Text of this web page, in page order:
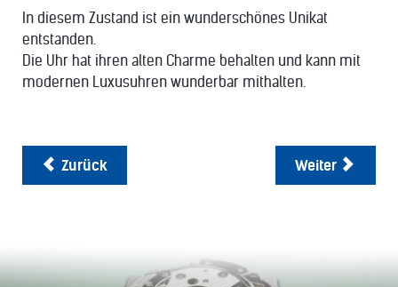
In diesem Zustand ist ein wunderschönes Unikat
entstanden.
Die Uhr hat ihren alten Charme behalten und kann mit
modernen Luxusuhren wunderbar mithalten.
Zurück Weiter